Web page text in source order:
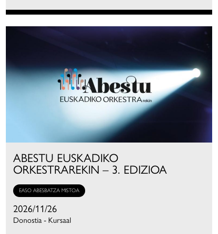
ABESTU EUSKADIKO
ORKESTRAREKIN – 3. EDIZIOA
EASO ABESBATZA MISTOA
2026/11/26
Donostia - Kursaal